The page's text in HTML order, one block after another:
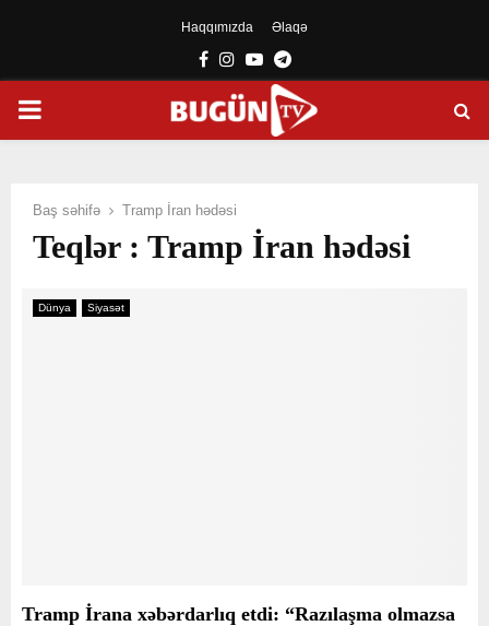
Haqqımızda Əlaqə
Facebook
Instagram
YoutubeTelegram
PRIMARY
Baş səhifə Tramp İran hədəsi
Teqlər : Tramp İran hədəsi
Dünya Siyasət
Tramp İrana xəbərdarlıq etdi: “Razılaşma olmazsa